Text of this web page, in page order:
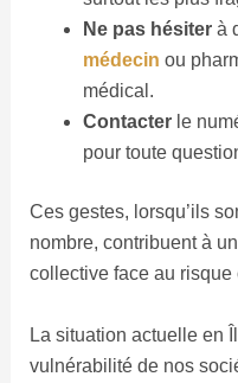
Ne pas hésiterà
médecin ou
médical.
Contacterle
pour toute
Ces gestes, lorsqu’ils
nombre, contribuent à
collective face au risque
La situation actuelle en
vulnérabilité de nos